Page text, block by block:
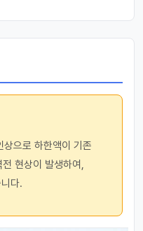
상으로 하한액이 기존
현상이 발생하여,
다.